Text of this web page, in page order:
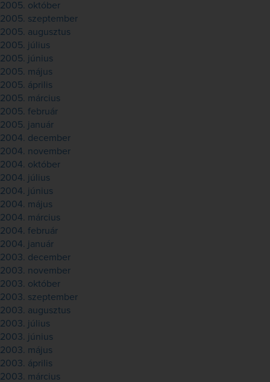
2005. október
2005. szeptember
2005. augusztus
2005. július
2005. június
2005. május
2005. április
2005. március
2005. február
2005. január
2004. december
2004. november
2004. október
2004. július
2004. június
2004. május
2004. március
2004. február
2004. január
2003. december
2003. november
2003. október
2003. szeptember
2003. augusztus
2003. július
2003. június
2003. május
2003. április
2003. március